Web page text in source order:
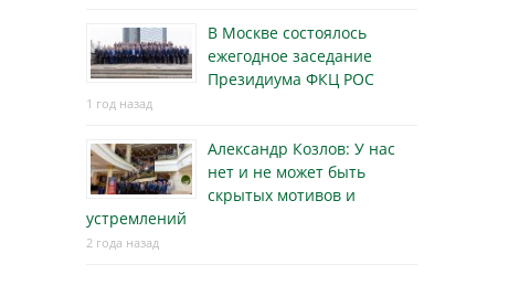
В Москве состоялось
ежегодное заседание
Президиума ФКЦ РОС
1 год назад
Александр Козлов: У нас
нет и не может быть
скрытых мотивов и
устремлений
2 года назад